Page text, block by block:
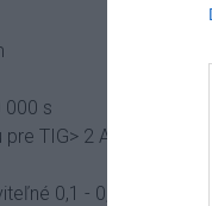
000 s
TIG> 2 A
0,1 - 0,8 [s ]